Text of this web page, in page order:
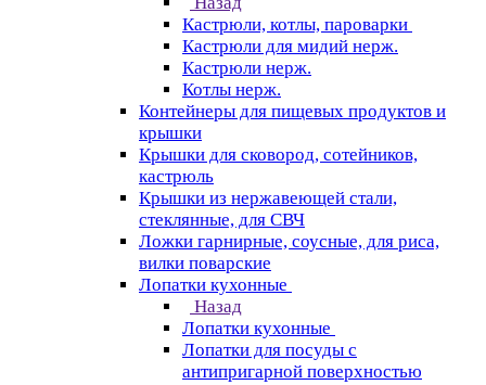
Кастрюли, котлы, пароварки
Кастрюли для мидий нерж.
Кастрюли нерж.
Котлы нерж.
Контейнеры для пищевых продуктов и
крышки
Крышки для сковород, сотейников,
кастрюль
Крышки из нержавеющей стали,
стеклянные, для СВЧ
Ложки гарнирные, соусные, для риса,
вилки поварские
Лопатки кухонные
Назад
Лопатки кухонные
Лопатки для посуды с
антипригарной поверхностью